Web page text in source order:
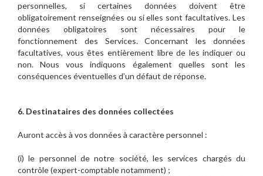
personnelles, si certaines données doivent être
obligatoirement renseignées ou si elles sont facultatives. Les
données obligatoires sont nécessaires pour le
fonctionnement des Services. Concernant les données
facultatives, vous êtes entièrement libre de les indiquer ou
non. Nous vous indiquons également quelles sont les
conséquences éventuelles d’un défaut de réponse.
6. Destinataires des données collectées
Auront accès à vos données à caractère personnel :
(i) le personnel de notre société, les services chargés du
contrôle (expert-comptable notamment) ;